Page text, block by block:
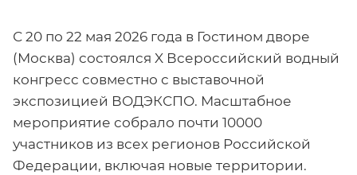
С 20 по 22 мая 2026 года в Гостином дворе
(Москва) состоялся X Всероссийский водный
конгресс совместно с выставочной
экспозицией ВОДЭКСПО. Масштабное
мероприятие собрало почти 10000
участников из всех регионов Российской
Федерации, включая новые территории.